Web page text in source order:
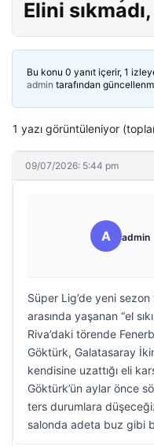
Elini
Bu konu 0 yanıt içerir, 1
admin tarafından
1 yazı görüntüleniyor
09/07/2026: 5:44 pm
A admin
Süper Lig’de yeni
arasında yaşanan “el
Riva’daki törende
Göktürk, Galatasaray
kendisine uzattığı eli
Göktürk’ün aylar önce
ters durumlara
salonda adeta buz gibi